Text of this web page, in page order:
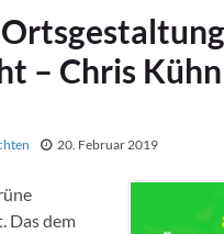
– Chris
20. Februar 2019
Das dem